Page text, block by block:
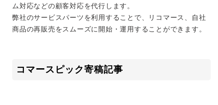
ム対応などの顧客対応を代行します。
弊社のサービスパーツを利用することで、リコマース、自社
商品の再販売をスムーズに開始・運用することができます。
コマースピック寄稿記事